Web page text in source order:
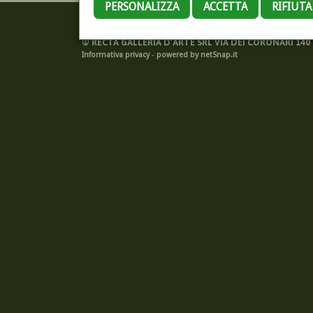
PERSONALIZZA ACCETTA
©RECTA GALLERIA D'ARTE SRL VIA DEI CORONARI
Informativa privacy- powered by netSnap.it